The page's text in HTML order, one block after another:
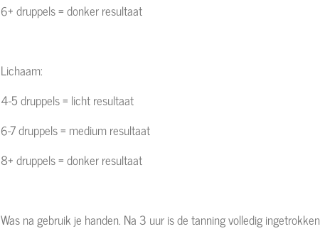
6+ druppels = donker resultaat
Lichaam:
4-5 druppels = licht resultaat
6-7 druppels = medium resultaat
8+ druppels = donker resultaat
Was na gebruik je handen. Na 3 uur is de tanning volledig ingetrokken